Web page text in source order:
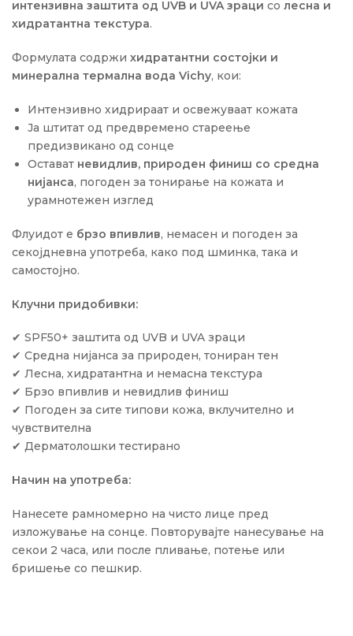
интензивна заштита од UVB и UVA зраци со лесна и
хидратантна текстура.
Формулата содржи хидратантни состојки и
минерална термална вода Vichy, кои:
Интензивно хидрираат и освежуваат кожата
Ја штитат од предвремено стареење
предизвикано од сонце
Остават невидлив, природен финиш со средна
нијанса, погоден за тонирање на кожата и
урамнотежен изглед
Флуидот е брзо впивлив, немасен и погоден за
секојдневна употреба, како под шминка, така и
самостојно.
Клучни придобивки:
✔ SPF50+ заштита од UVB и UVA зраци
✔ Средна нијанса за природен, тониран тен
✔ Лесна, хидратантна и немасна текстура
✔ Брзо впивлив и невидлив финиш
✔ Погоден за сите типови кожа, вклучително и
чувствителна
✔ Дерматолошки тестирано
Начин на употреба:
Нанесете рамномерно на чисто лице пред
изложување на сонце. Повторувајте нанесување на
секои 2 часа, или после пливање, потење или
бришење со пешкир.